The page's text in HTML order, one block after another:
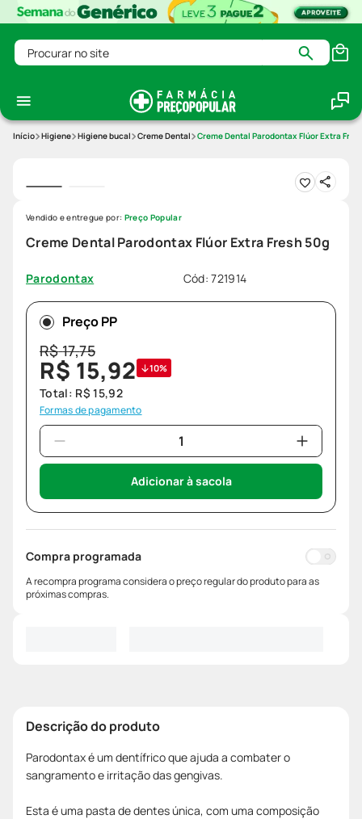
Procurar no site
Higiene Higiene bucal Creme Dental Creme Dental Parodontax Flúor Extra
Creme Dental Parodontax Flúor Extra Fresh 50g
Parodontax Cód:721914
Vendido e entregue por: Preço Popular
Preço PP
R$17,75
R$ 15,92 10%
Total: R$ 15,92
Formas de pagamento
Adicionar à sacola
Compra programada
A recompra programa considera o preço regular do produto para as
próximas compras.
Descrição do produto
Parodontax é um dentífrico que ajuda a combater o
sangramento e irritação das gengivas.
Esta é uma pasta de dentes única, com uma composição